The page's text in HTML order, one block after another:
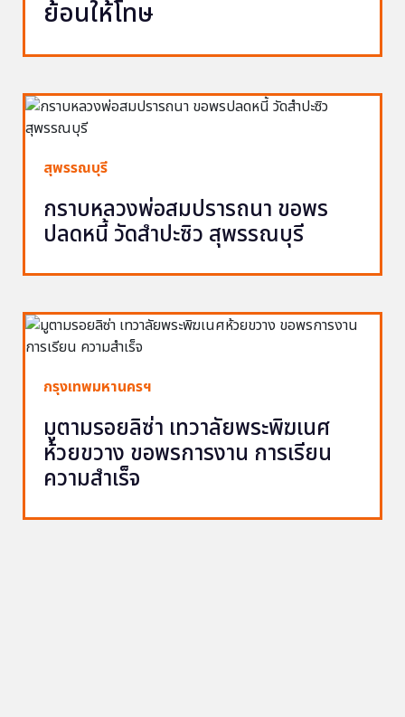
ย้อนให้โทษ
สุพรรณบุรี
กราบหลวงพ่อสมปรารถนา ขอพร
ปลดหนี้ วัดสำปะซิว สุพรรณบุรี
กรุงเทพมหานครฯ
มูตามรอยลิซ่า เทวาลัยพระพิฆเนศ
ห้วยขวาง ขอพรการงาน การเรียน
ความสำเร็จ